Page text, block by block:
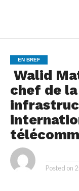
EN BREF
Walid
chef de
Posted on